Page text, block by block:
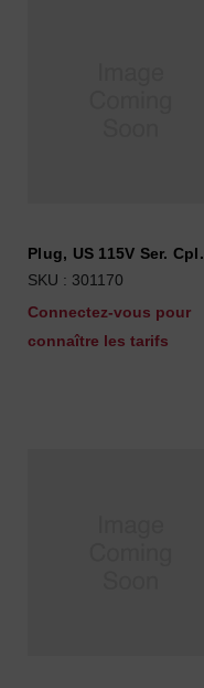
Plug, US 115V Ser. Cpl.
SKU : 301170
Connectez-vous pour
connaître les tarifs